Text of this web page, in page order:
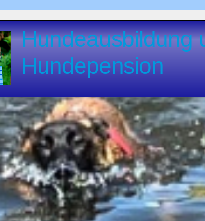
Hundeausbildung
Hundepension